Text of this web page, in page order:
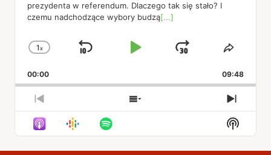
prezydenta w referendum. Dlaczego tak się stało? I
czemu nadchodzące wybory budzą[...]
Change
Rate
1x
Skip
Play
Jump
Forward
Share
00:00 09:48
Previous
Episode
Show
Episodes
Next
Show